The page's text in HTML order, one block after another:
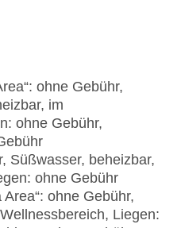
ohne Gebühr,
im
ohne Gebühr,
Süßwasser, beheizbar,
ohne Gebühr
ohne Gebühr,
Liegen: